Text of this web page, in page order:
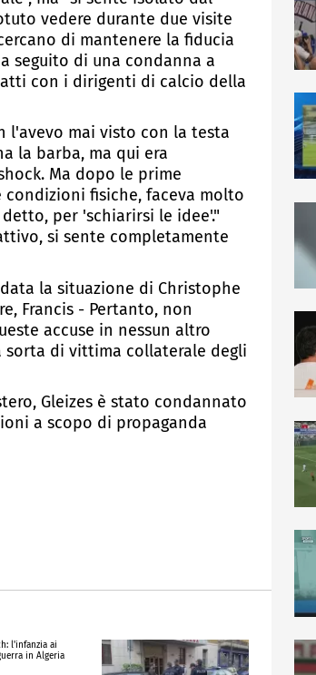
vedere durante due visite
di mantenere la fiducia
seguito di una condanna a
con i dirigenti di calcio della
l'avevo mai visto con la testa
la barba, ma qui era
Ma dopo le prime
condizioni fisiche, faceva molto
per 'schiarirsi le idee'."
si sente completamente
la situazione di Christophe
Francis - Pertanto, non
accuse in nessun altro
sorta di vittima collaterale degli
Gleizes è stato condannato
a scopo di propaganda